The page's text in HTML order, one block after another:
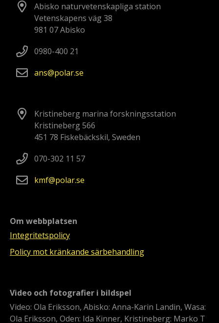
Abisko naturvetenskapliga station
Vetenskapens väg 38
981 07 Abisko
0980-400 21
ans
polarse
Kristineberg marina forskningsstation
Kristineberg 566
451 78 Fiskebäckskil, Sweden
070-302 11 57
kmf
polarse
Om webbplatsen
Integritetspolicy
Policy mot kränkande särbehandling
Video och fotografier i bildspel
Video: Ola Eriksson, Abisko: Anna-Karin Landin, Wasa:
Ola Eriksson, Oden: Ida Kinner, Kristineberg: Marko T